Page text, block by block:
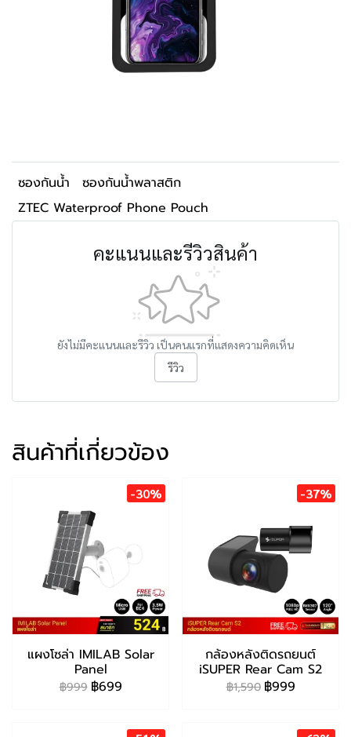
ซองกันน้ำ
ซองกันน้ำพลาสติก
ZTEC Waterproof Phone Pouch
คะแนนและรีวิวสินค้า
ยังไม่มีคะแนนและรีวิว เป็นคนแรกที่แสดงความคิดเห็น
รีวิว
สินค้าที่เกี่ยวข้อง
-30%
แผงโซล่า IMILAB Solar
Panel
฿999 ฿699
-37%
กล้องหลังติดรถยนต์
iSUPER Rear Cam S2
฿1,590 ฿999